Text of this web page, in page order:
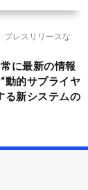
プレスリリースな
に最新の情報
動的サプライヤ
る新システムの